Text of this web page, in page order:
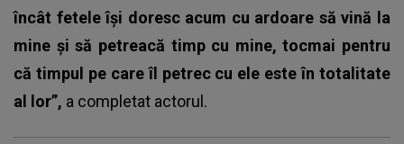
încât fetele își doresc acum cu ardoare să vină la
mine și să petreacă timp cu mine, tocmai pentru
că timpul pe care îl petrec cu ele este în totalitate
al lor”, a completat actorul.